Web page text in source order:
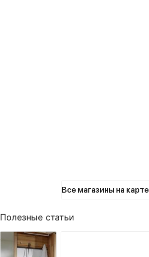
Все магазины на карте
Полезные статьи